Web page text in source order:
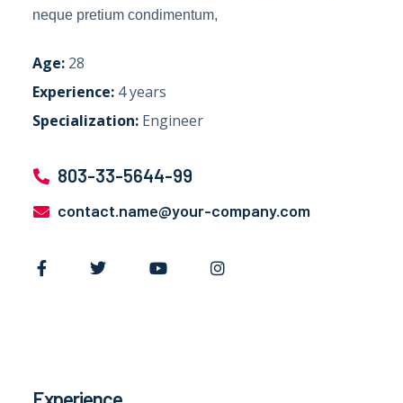
neque pretium condimentum,
Age: 28
Experience: 4 years
Specialization: Engineer
803-33-5644-99
contact.name@your-company.com